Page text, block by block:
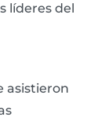
líderes del
asistieron